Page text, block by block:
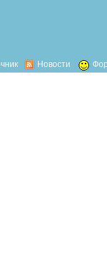
Новости